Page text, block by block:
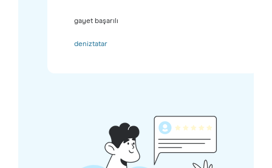
gayet başarılı
deniztatar